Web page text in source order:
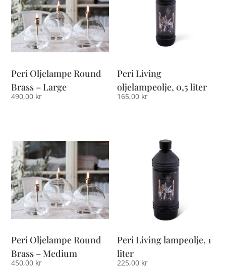
Peri Oljelampe Round
Brass – Large
490,00 kr
Peri Living
oljelampeolje, 0,5 liter
165,00 kr
Peri Oljelampe Round
Brass – Medium
450,00 kr
Peri Living lampeolje, 1
liter
225,00 kr